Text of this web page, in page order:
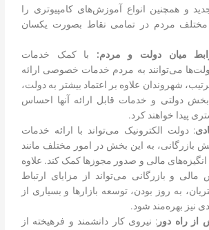
و همچنین انواع آموزش‌های کامپیوتری را
مختلف مردم در تمامی نقاط بصورت یکسان
میان دولت و مردم: با کمک خدمات
می‌توانند به مردم خدمات خصوصی ارائه
شهروندان علاوه بر اعتماد بیشتر به دولت،
بخش دولتی و خدمات قابل ارائه آنها احساس
پیدا خواهند کرد.
: دولت‌ الکترونیک می‌تواند با ارائه خدمات
بازرگانی، به این بخش در امور مختلف مانند
مالی و صدور مجوزها کمک کند. علاوه
و بازرگانی می‌تواند از مزایای ارتباط
به روز بودن، توسعه بازارها و بسیاری از
نیز بهره‌مند شود.
از راه دور : نیروی کار دانشمند و فرهیخته از